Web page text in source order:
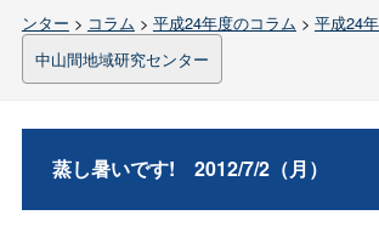
ンター > コラム > 平成24年度のコラム > 平成24
中山間地域研究センター
蒸し暑いです! 2012/7/2（月）